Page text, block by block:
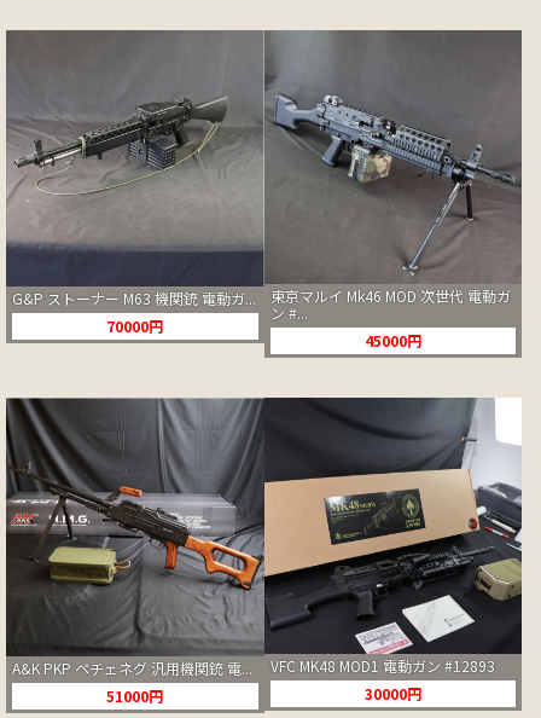
G&P ストーナー M63 機関銃 電動ガ...
70000円
東京マルイ Mk46 MOD 次世代 電動ガ
ン #...
45000円
A&K PKP ペチェネグ 汎用機関銃 電...
51000円
VFC MK48 MOD1 電動ガン #12893
30000円